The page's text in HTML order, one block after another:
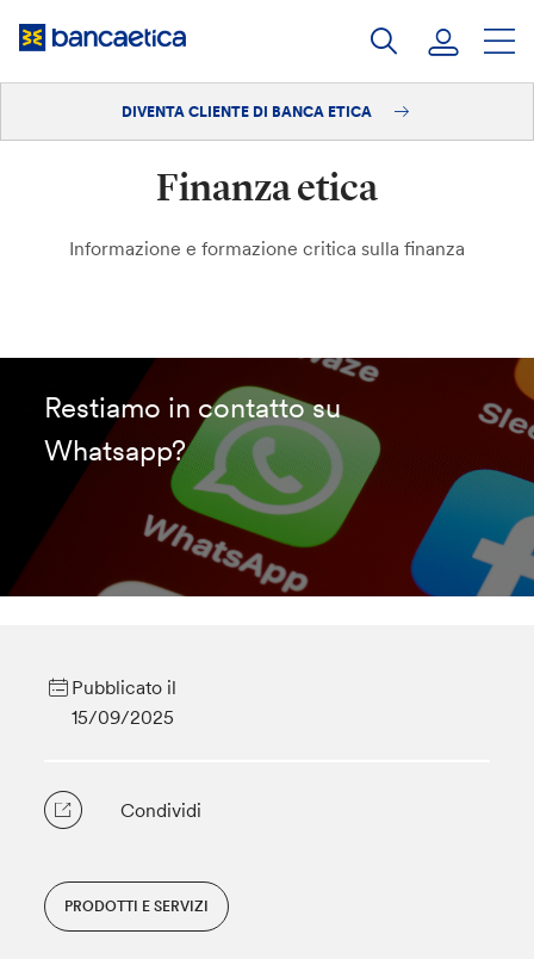
DIVENTA CLIENTE DI BANCA ETICA
Finanza etica
Informazione e formazione critica sulla finanza
Restiamo in contatto su
Whatsapp?
Pubblicato il
15/09/2025
Condividi
PRODOTTI E SERVIZI